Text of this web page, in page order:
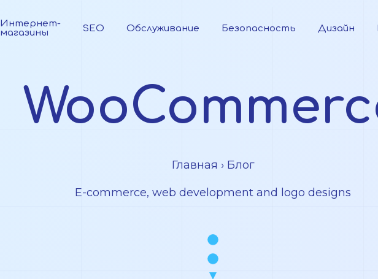
Интернет-
магазины
SEO Обслуживание Безопасность Дизайн
Главная › Блог
E-commerce, web development and logo designs